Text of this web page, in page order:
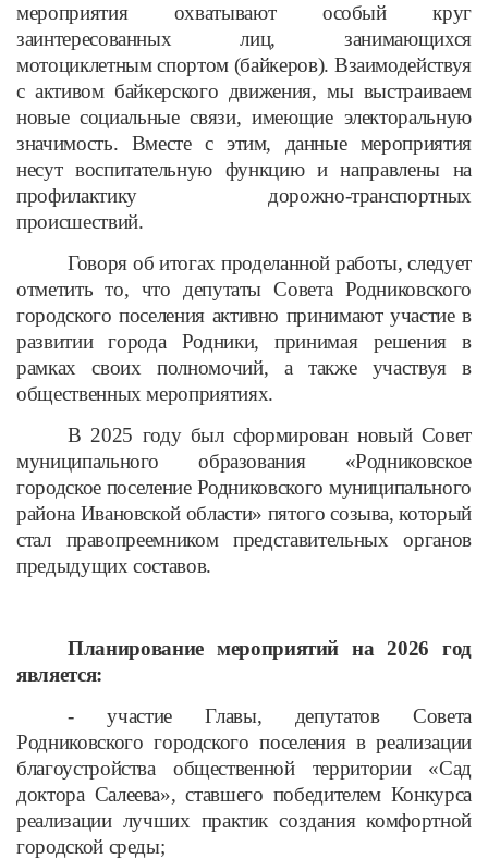
мероприятия охватывают особый круг
заинтересованных лиц, занимающихся
мотоциклетным спортом (байкеров). Взаимодействуя
с активом байкерского движения, мы выстраиваем
новые социальные связи, имеющие электоральную
значимость. Вместе с этим, данные мероприятия
несут воспитательную функцию и направлены на
профилактику дорожно-транспортных
происшествий.
Говоря об итогах проделанной работы, следует
отметить то, что депутаты Совета Родниковского
городского поселения активно принимают участие в
развитии города Родники, принимая решения в
рамках своих полномочий, а также участвуя в
общественных мероприятиях.
В 2025 году был сформирован новый Совет
муниципального образования «Родниковское
городское поселение Родниковского муниципального
района Ивановской области» пятого созыва, который
стал правопреемником представительных органов
предыдущих составов.
Планирование мероприятий на 2026 год
является:
- участие Главы, депутатов Совета
Родниковского городского поселения в реализации
благоустройства общественной территории «Сад
доктора Салеева», ставшего победителем Конкурса
реализации лучших практик создания комфортной
городской среды;